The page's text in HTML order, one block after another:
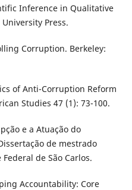
Inference in Qualitative
Press.
Corruption. Berkeley:
of Anti-Corruption Reform
Studies 47 (1): 73-100.
e a Atuação do
de mestrado
de São Carlos.
Accountability: Core